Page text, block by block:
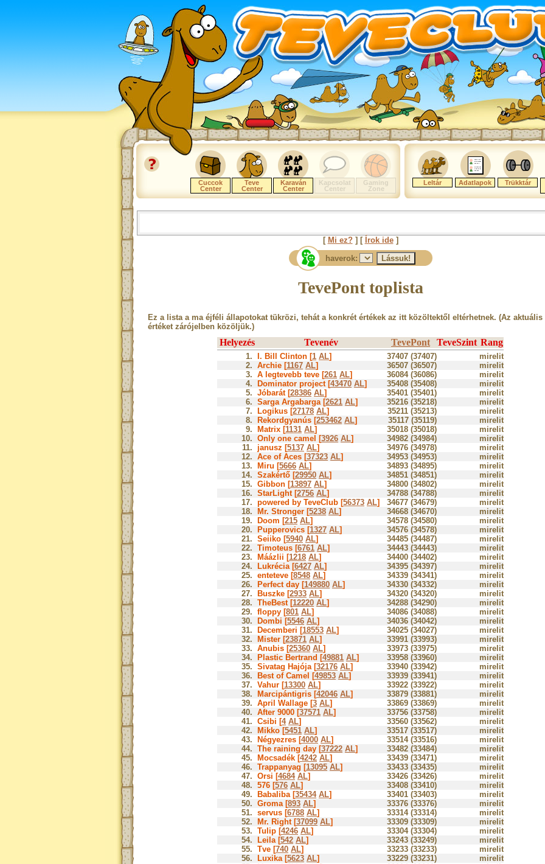
Cuccok
Center
Teve
Center
Karaván
Center
Kapcsolat
Center
Gaming
Zone
Leltár Adatlapok Trükktár
[ Mi ez?] [ Írok ide]
haverok:
TevePont toplista
Ez a lista a ma éjféli állapotokat tükrözi, tehát a konkrét értékek az itt közöltektől eltérhetnek. (Az aktuális
értéket zárójelben közöljük.)
Helyezés Tevenév TevePont TeveSzint Rang
1. I. Bill Clinton [1 AL] 37407 (37407)
mirelit
2. Archie [1167 AL] 36507 (36507)
mirelit
3. A legtevebb teve [261 AL] 36084 (36086)
mirelit
4.
Dominator project [43470 AL] 35408 (35408)
mirelit
5. Jóbarát [28386 AL] 35401 (35401)
mirelit
6. Sarga Argabarga [2621 AL] 35216 (35218)
mirelit
7.
Logikus [27178 AL] 35211 (35213)
mirelit
8.
Rekordgyanús [253462 AL] 35117 (35119)
mirelit
9.
Matrix [1131 AL] 35018 (35018)
mirelit
10. Only one camel [3926 AL] 34982 (34984)
mirelit
11. janusz [5137 AL] 34976 (34978)
mirelit
12. Ace of Aces [37323 AL] 34953 (34953)
mirelit
13.
Miru [5666 AL] 34893 (34895)
mirelit
14. Szakértő [29950 AL] 34851 (34851)
mirelit
15. Gibbon [13897 AL] 34800 (34802)
mirelit
16. StarLight [2756 AL] 34788 (34788)
mirelit
17. powered by TeveClub [56373 AL] 34677 (34679)
mirelit
18.
Mr. Stronger [5238 AL] 34668 (34670)
mirelit
19.
Doom [215 AL] 34578 (34580)
mirelit
20.
Pupperovics [1327 AL] 34576 (34578)
mirelit
21. Seiiko [5940 AL] 34485 (34487)
mirelit
22. Timoteus [6761 AL] 34443 (34443)
mirelit
23.
Máázlii [1218 AL] 34400 (34402)
mirelit
24.
Lukrécia [6427 AL] 34395 (34397)
mirelit
25. enteteve [8548 AL] 34339 (34341)
mirelit
26.
Perfect day [149880 AL] 34330 (34332)
mirelit
27.
Buszke [2933 AL] 34320 (34320)
mirelit
28. TheBest [12220 AL] 34288 (34290)
mirelit
29. floppy [801 AL] 34086 (34088)
mirelit
30.
Dombi [5546 AL] 34036 (34042)
mirelit
31.
Decemberi [18553 AL] 34025 (34027)
mirelit
32.
Mister [23871 AL] 33991 (33993)
mirelit
33. Anubis [25360 AL] 33973 (33975)
mirelit
34.
Plastic Bertrand [49881 AL] 33958 (33960)
mirelit
35. Sivatag Hajója [32176 AL] 33940 (33942)
mirelit
36.
Best of Camel [49853 AL] 33939 (33941)
mirelit
37. Vahur [13300 AL] 33922 (33922)
mirelit
38.
Marcipántigris [42046 AL] 33879 (33881)
mirelit
39. April Wallage [3 AL] 33869 (33869)
mirelit
40. After 9000 [37571 AL] 33756 (33758)
mirelit
41. Csibi [4 AL] 33560 (33562)
mirelit
42.
Mikko [5451 AL] 33517 (33517)
mirelit
43.
Négyezres [4000 AL] 33514 (33516)
mirelit
44. The raining day [37222 AL] 33482 (33484)
mirelit
45.
Mocsadék [4242 AL] 33439 (33471)
mirelit
46. Trappanyag [13095 AL] 33433 (33435)
mirelit
47. Orsi [4684 AL] 33426 (33426)
mirelit
48. 576 [576 AL] 33408 (33410)
mirelit
49.
Babaliba [35434 AL] 33401 (33403)
mirelit
50. Groma [893 AL] 33376 (33376)
mirelit
51. servus [6788 AL] 33314 (33314)
mirelit
52.
Mr. Right [37099 AL] 33309 (33309)
mirelit
53. Tulip [4246 AL] 33304 (33304)
mirelit
54.
Leila [542 AL] 33243 (33249)
mirelit
55. Tve [740 AL] 33233 (33233)
mirelit
56.
Luxika [5623 AL] 33229 (33231)
mirelit